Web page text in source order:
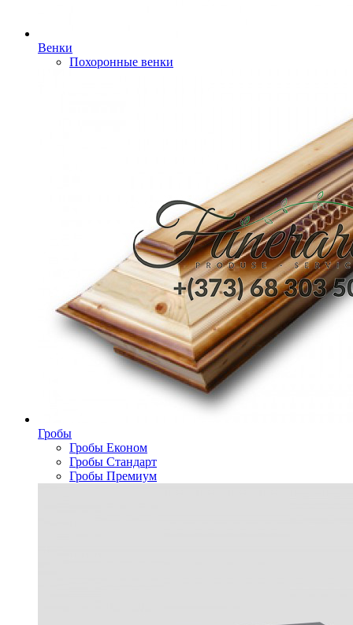
Венки
Похоронные венки
Гробы
Гробы Економ
Гробы Стандарт
Гробы Премиум